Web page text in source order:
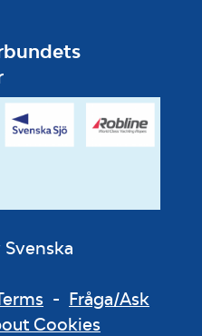
Svenska
- Fråga/Ask
Cookies